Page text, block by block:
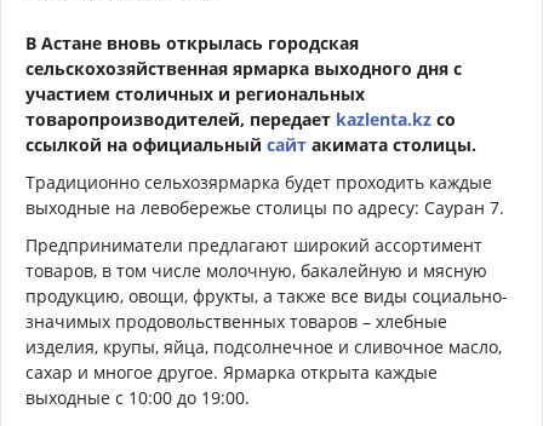
В Астане вновь открылась городская
сельскохозяйственная ярмарка выходного дня с
участием столичных и региональных
товаропроизводителей, передает kazlenta.kz со
ссылкой на официальный сайт акимата столицы.
Традиционно сельхозярмарка будет проходить каждые
выходные на левобережье столицы по адресу: Сауран 7.
Предприниматели предлагают широкий ассортимент
товаров, в том числе молочную, бакалейную и мясную
продукцию, овощи, фрукты, а также все виды социально-
значимых продовольственных товаров – хлебные
изделия, крупы, яйца, подсолнечное и сливочное масло,
сахар и многое другое. Ярмарка открыта каждые
выходные с 10:00 до 19:00.